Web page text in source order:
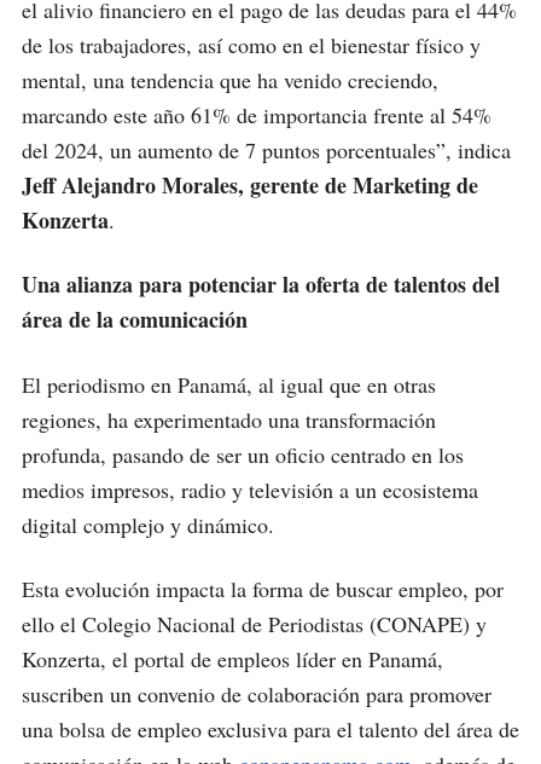
el alivio financiero en el pago de las deudas para el 44%
de los trabajadores, así como en el bienestar físico y
mental, una tendencia que ha venido creciendo,
marcando este año 61% de importancia frente al 54%
del 2024, un aumento de 7 puntos porcentuales”, indica
Jeff Alejandro Morales, gerente de Marketing de
Konzerta.
Una alianza para potenciar la oferta de talentos del
área de la comunicación
El periodismo en Panamá, al igual que en otras
regiones, ha experimentado una transformación
profunda, pasando de ser un oficio centrado en los
medios impresos, radio y televisión a un ecosistema
digital complejo y dinámico.
Esta evolución impacta la forma de buscar empleo, por
ello el Colegio Nacional de Periodistas (CONAPE) y
Konzerta, el portal de empleos líder en Panamá,
suscriben un convenio de colaboración para promover
una bolsa de empleo exclusiva para el talento del área de